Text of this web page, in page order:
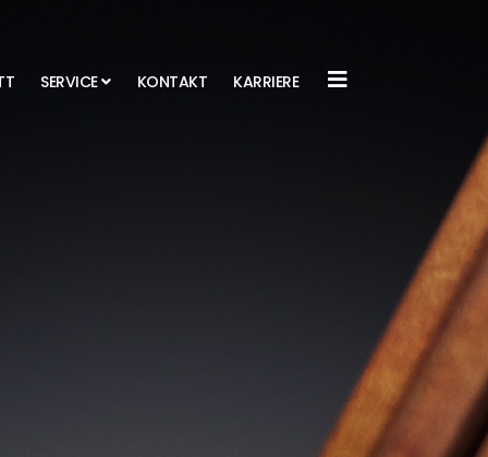
SERVICE KONTAKT KARRIERE